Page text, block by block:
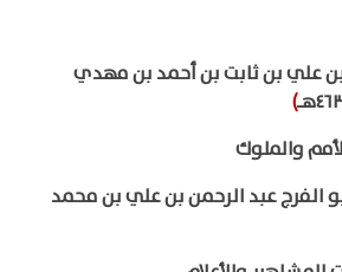
بن علي بن ثابت بن أحمد بن مهدي
)
والملوك
الفرج عبد الرحمن بن علي بن محمد